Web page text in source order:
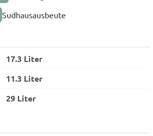
Sudhausausbeute
17.3 Liter
11.3 Liter
29 Liter